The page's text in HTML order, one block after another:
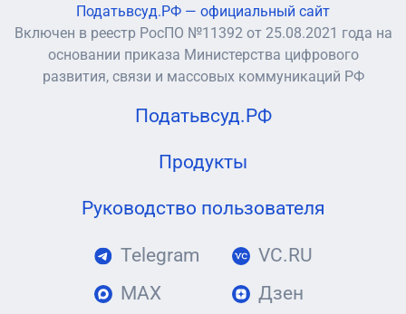
Податьвсуд.РФ — официальный сайт
Включен в реестр РосПО №11392 от 25.08.2021 года на
основании приказа Министерства цифрового
развития, связи и массовых коммуникаций РФ
Податьвсуд.РФ
Продукты
Руководство пользователя
Telegram
MAX
VC.RU
Дзен